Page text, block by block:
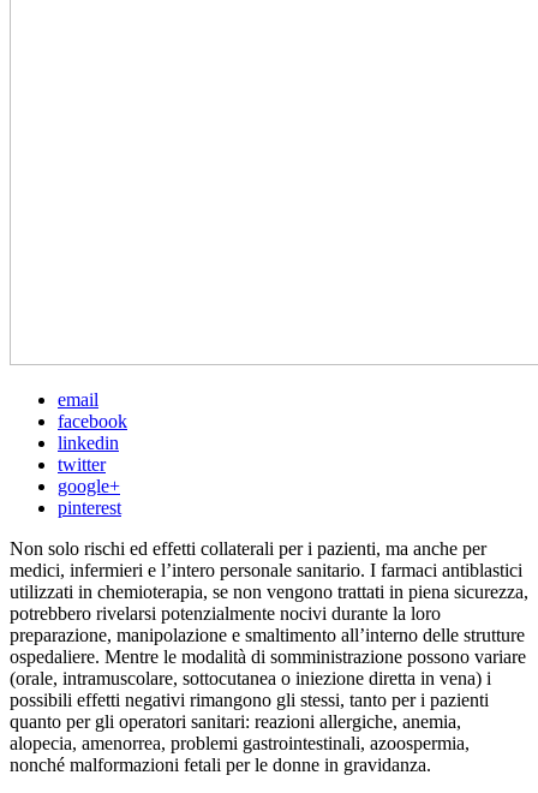
email
facebook
linkedin
twitter
google+
pinterest
Non solo rischi ed effetti collaterali per i pazienti, ma anche per
medici, infermieri e l’intero personale sanitario. I farmaci antiblastici
utilizzati in chemioterapia, se non vengono trattati in piena sicurezza,
potrebbero rivelarsi potenzialmente nocivi durante la loro
preparazione, manipolazione e smaltimento all’interno delle strutture
ospedaliere. Mentre le modalità di somministrazione possono variare
(orale, intramuscolare, sottocutanea o iniezione diretta in vena) i
possibili effetti negativi rimangono gli stessi, tanto per i pazienti
quanto per gli operatori sanitari: reazioni allergiche, anemia,
alopecia, amenorrea, problemi gastrointestinali, azoospermia,
nonché malformazioni fetali per le donne in gravidanza.